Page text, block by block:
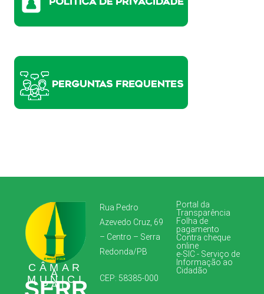
CÂMAR
A
MUNICI
PAL
SERR
Rua Pedro
Azevedo Cruz, 69
– Centro – Serra
Redonda/PB
CEP: 58385-000
Portal da
Transparência
Folha de
pagamento
Contra cheque
online
e-SIC - Serviço de
Informação ao
Cidadão